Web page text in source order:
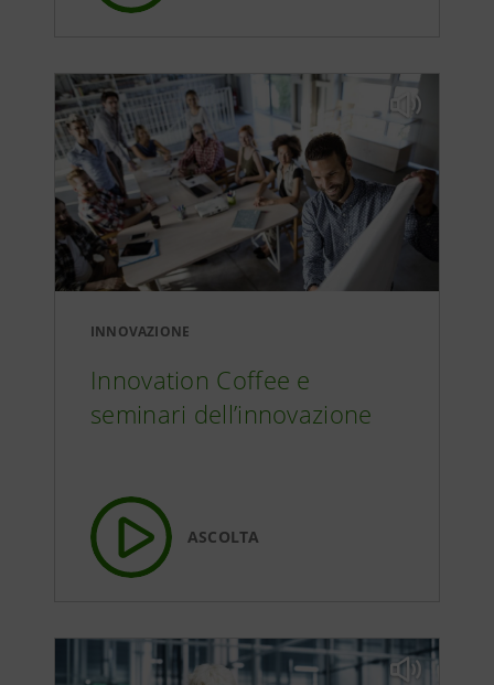
INNOVAZIONE
Innovation Coffee e
seminari dell’innovazione
ASCOLTA